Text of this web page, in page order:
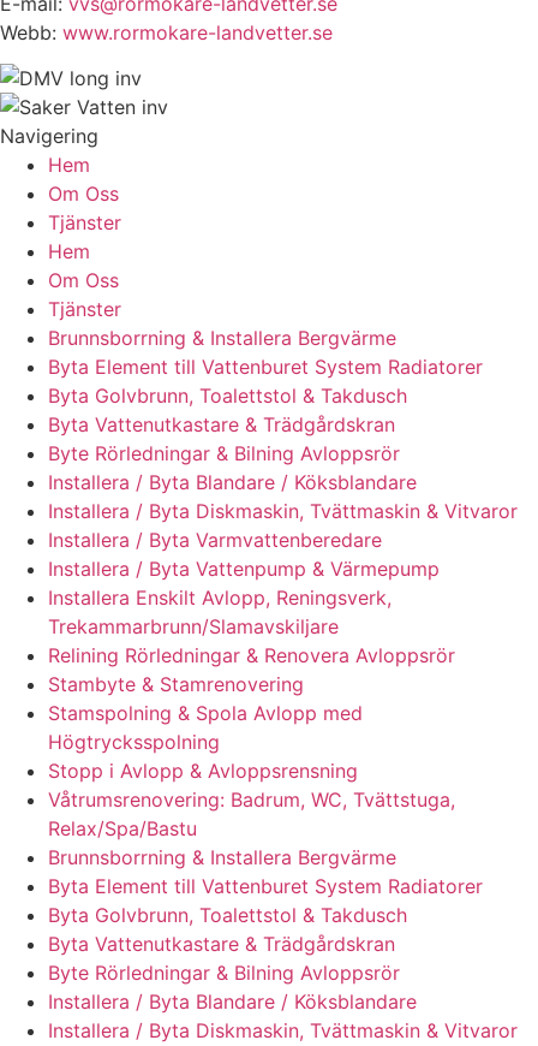
Webb: www.rormokare-landvetter.se
Navigering
Hem
Om Oss
Tjänster
Hem
Om Oss
Tjänster
Brunnsborrning & Installera Bergvärme
Byta Element till Vattenburet System Radiatorer
Byta Golvbrunn, Toalettstol & Takdusch
Byta Vattenutkastare & Trädgårdskran
Byte Rörledningar & Bilning Avloppsrör
Installera / Byta Blandare / Köksblandare
Installera / Byta Diskmaskin, Tvättmaskin & Vitvaror
Installera / Byta Varmvattenberedare
Installera / Byta Vattenpump & Värmepump
Installera Enskilt Avlopp, Reningsverk,
Trekammarbrunn/Slamavskiljare
Relining Rörledningar & Renovera Avloppsrör
Stambyte & Stamrenovering
Stamspolning & Spola Avlopp med
Högtrycksspolning
Stopp i Avlopp & Avloppsrensning
Våtrumsrenovering: Badrum, WC, Tvättstuga,
Relax/Spa/Bastu
Brunnsborrning & Installera Bergvärme
Byta Element till Vattenburet System Radiatorer
Byta Golvbrunn, Toalettstol & Takdusch
Byta Vattenutkastare & Trädgårdskran
Byte Rörledningar & Bilning Avloppsrör
Installera / Byta Blandare / Köksblandare
Installera / Byta Diskmaskin, Tvättmaskin & Vitvaror